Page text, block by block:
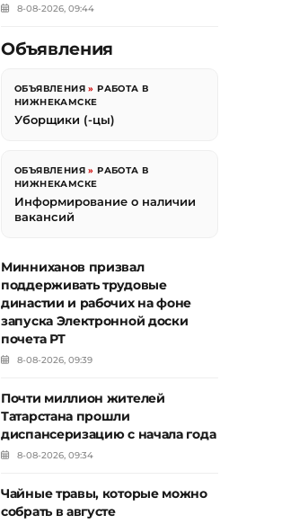
8-08-2026, 09:44
Объявления
ОБЪЯВЛЕНИЯ »РАБОТА В
НИЖНЕКАМСКЕ
Уборщики (-цы)
ОБЪЯВЛЕНИЯ »РАБОТА В
НИЖНЕКАМСКЕ
Информирование о наличии
вакансий
Минниханов призвал
поддерживать трудовые
династии и рабочих на фоне
запуска Электронной доски
почета РТ
8-08-2026, 09:39
Почти миллион жителей
Татарстана прошли
диспансеризацию с начала года
8-08-2026, 09:34
Чайные травы, которые можно
собрать в августе